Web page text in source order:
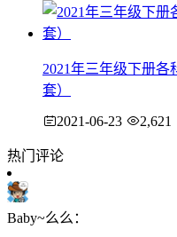
2021年三年级下册
套）
2021-06-23 2,621
热门评论
Baby~么么：